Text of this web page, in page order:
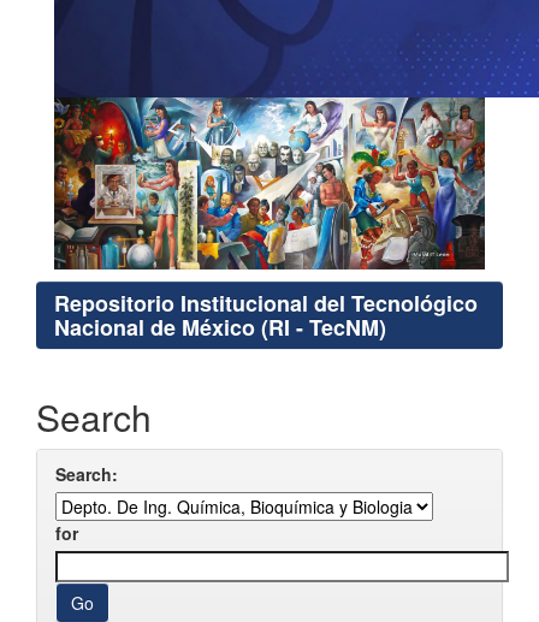
Repositorio Institucional del Tecnológico
Nacional de México (RI - TecNM)
Search
Search:
for